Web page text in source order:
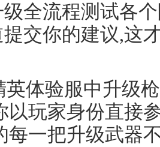
全流程测试各
交你的建议,这
英体验服中升级
以玩家身份直接
每一把升级武器